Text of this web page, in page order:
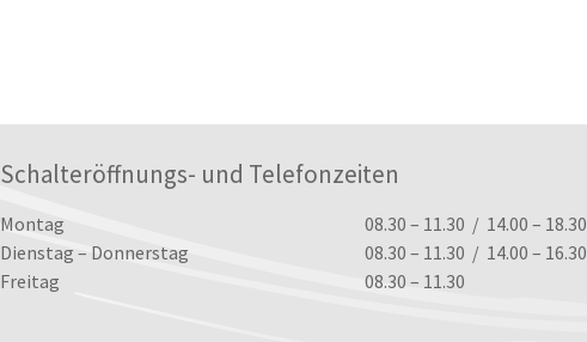
Schalteröffnungs- und Telefonzeiten
TagÖffnungszeiten
Montag
08.30 – 11.30 / 14.00 – 18.30
Dienstag – Donnerstag
08.30 – 11.30 / 14.00 – 16.30
Freitag
08.30 – 11.30